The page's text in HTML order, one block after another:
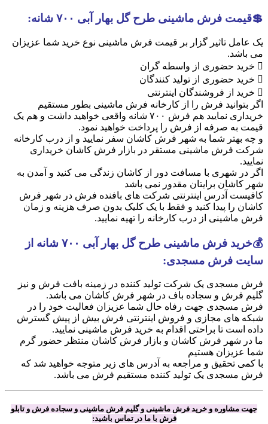
💲قیمت فرش ماشینی طرح گل بهار آبی ۷۰۰ شانه:
یک عامل تاثیر گزار بر قیمت فرش ماشینی نوع خرید شما عزیزان
می باشد.
 خرید حضوری از واسطه گران
 خرید حضوری از تولید کنندگان
 خرید از فروشندگان اینترنتی
اگر بتوانید فرش را از کارخانه فرش ماشینی بطور مستقیم
خریداری نمایید هم فرش ۷۰۰ شانه واقعی خواهید داشت و هم یک
قیمت به صرفه از فرش را پرداخت خواهید نمود.
و چه بهتر شما به شهر فرش کاشان سفر نمایید و از درب کارخانه
شرکت فرش ماشینی مستقر در بازار فرش کاشان خریداری
نمایید.
اگر در شهری با مسافت دور از کاشان زندگی می کنید و آمدن به
شهر کاشان برایتان مقدور نمی باشد
کافیست آدرس اینترنتی شرکت های بافنده فرش در شهر فرش
کاشان را پیدا کنید و فقط با یک کلیک بدون صرف هزینه و زمان
فرش ماشینی از درب کارخانه را تهیه نمایید.
💰خرید فرش ماشینی طرح گل بهار آبی ۷۰۰ شانه از
سایت فرش مسجدی:
فرش مسجدی یک شرکت تولید کننده در زمینه بافت فرش و نیز
گلیم فرش و سجاده باف در شهر فرش کاشان می باشد.
فرش مسجدی جهت رفاه حال شما عزیزان فعالیت خود را در
شبکه های مجازی و فروش اینترنتی فرش بیش از پیش گسترش
داده است تا براحتی اقدام به خرید فرش ماشینی نمایید.
ما در شهر فرش کاشان و بازار فرش کاشان منتظر حضور گرم
شما عزیزان هستیم
با کمی تحقیق و مراجعه به آدرس های زیر متوجه خواهید شد که
فرش مسجدی یک تولید کننده مستقیم فرش می باشد.
جهت مشاوره و خرید فرش ماشینی و گلیم فرش ماشینی و سجاده فرش و تابلو
فرش با ما در تماس باشید: